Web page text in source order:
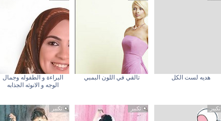
هديه لست الكل تالقي في اللون البمبي
البراءة و الطفوله وجمال
الوجه و الانوثه الجذابه
تكبير تكبير تكبير